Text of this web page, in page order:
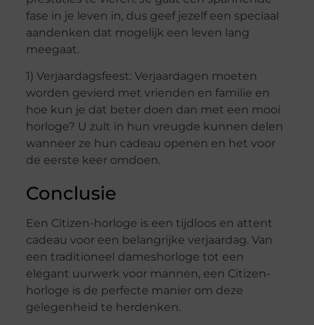
fase in je leven in, dus geef jezelf een speciaal
aandenken dat mogelijk een leven lang
meegaat.
1) Verjaardagsfeest: Verjaardagen moeten
worden gevierd met vrienden en familie en
hoe kun je dat beter doen dan met een mooi
horloge? U zult in hun vreugde kunnen delen
wanneer ze hun cadeau openen en het voor
de eerste keer omdoen.
Conclusie
Een Citizen-horloge is een tijdloos en attent
cadeau voor een belangrijke verjaardag. Van
een traditioneel dameshorloge tot een
elegant uurwerk voor mannen, een Citizen-
horloge is de perfecte manier om deze
gelegenheid te herdenken.